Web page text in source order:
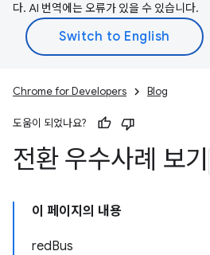
다. AI 번역에는 오류가 있을 수 있습니다.
Chrome for Developers Blog
도움이 되었나요?
전환 우수사례 보기
이 페이지의 내용
redBus